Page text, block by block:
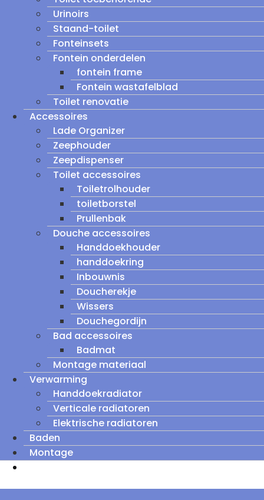
Urinoirs
Staand-toilet
Fonteinsets
Fontein onderdelen
fontein frame
Fontein wastafelblad
Toilet renovatie
Accessoires
Lade Organizer
Zeephouder
Zeepdispenser
Toilet accessoires
Toiletrolhouder
toiletborstel
Prullenbak
Douche accessoires
Handdoekhouder
handdoekring
Inbouwnis
Doucherekje
Wissers
Douchegordijn
Bad accessoires
Badmat
Montage materiaal
Verwarming
Handdoekradiator
Verticale radiatoren
Elektrische radiatoren
Baden
Montage